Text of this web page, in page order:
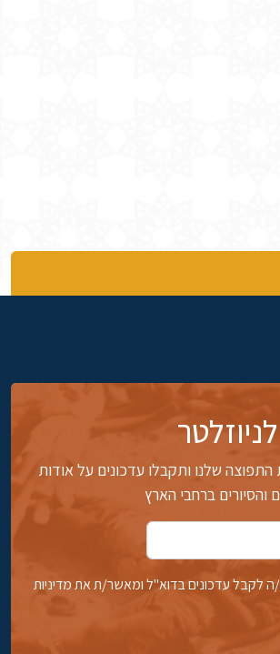
שלנו ותקבלו עדכונים על אודות
והסיורים ברחבי הארץ
ה לקבל עדכונים בדוא''ל ומאשר/ת את מדיניות